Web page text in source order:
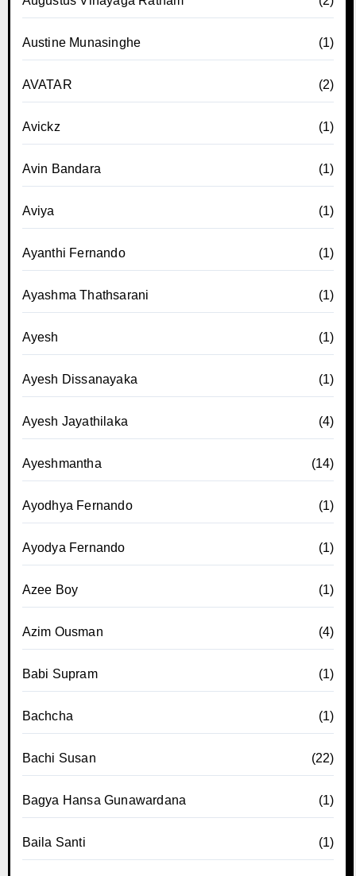
Austine Munasinghe (1)
AVATAR (2)
Avickz (1)
Avin Bandara (1)
Aviya (1)
Ayanthi Fernando (1)
Ayashma Thathsarani (1)
Ayesh (1)
Ayesh Dissanayaka (1)
Ayesh Jayathilaka (4)
Ayeshmantha (14)
Ayodhya Fernando (1)
Ayodya Fernando (1)
Azee Boy (1)
Azim Ousman (4)
Babi Supram (1)
Bachcha (1)
Bachi Susan (22)
Bagya Hansa Gunawardana (1)
Baila Santi (1)